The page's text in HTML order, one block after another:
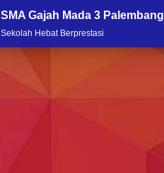
SMA Gajah Mada 3 Palembang
Sekolah Hebat Berprestasi